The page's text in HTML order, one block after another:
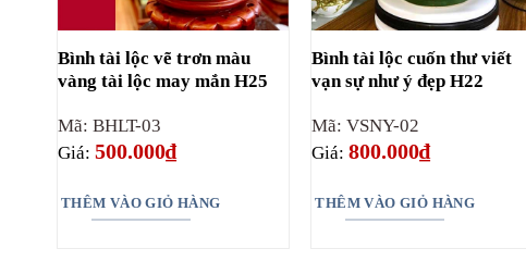
Bình tài lộc vẽ trơn màu
vàng tài lộc may mắn H25
Mã: BHLT-03
Giá: 500.000₫
THÊM VÀO GIỎ HÀNG
Bình tài lộc cuốn thư viết
vạn sự như ý đẹp H22
Mã: VSNY-02
Giá:800.000₫
THÊM VÀO GIỎ HÀNG